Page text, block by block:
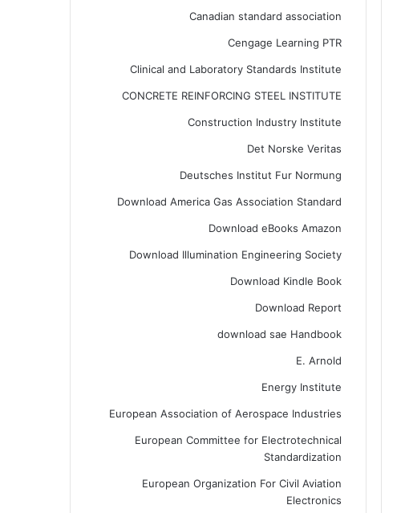
Canadian standard association
Cengage Learning PTR
Clinical and Laboratory Standards Institute
CONCRETE REINFORCING STEEL INSTITUTE
Construction Industry Institute
Det Norske Veritas
Deutsches Institut Fur Normung
Download America Gas Association Standard
Download eBooks Amazon
Download Illumination Engineering Society
Download Kindle Book
Download Report
download sae Handbook
E. Arnold
Energy Institute
European Association of Aerospace Industries
European Committee for Electrotechnical
Standardization
European Organization For Civil Aviation
Electronics